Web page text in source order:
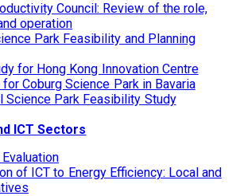
Council: Review of the role,
operation
Park Feasibility and Planning
for Hong Kong Innovation Centre
Coburg Science Park in Bavaria
Science Park Feasibility Study
ICT Sectors
of ICT to Energy Efficiency: Local and